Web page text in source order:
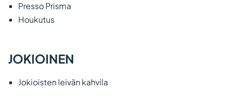
Presso Prisma
Houkutus
JOKIOINEN
Jokioisten leivän kahvila